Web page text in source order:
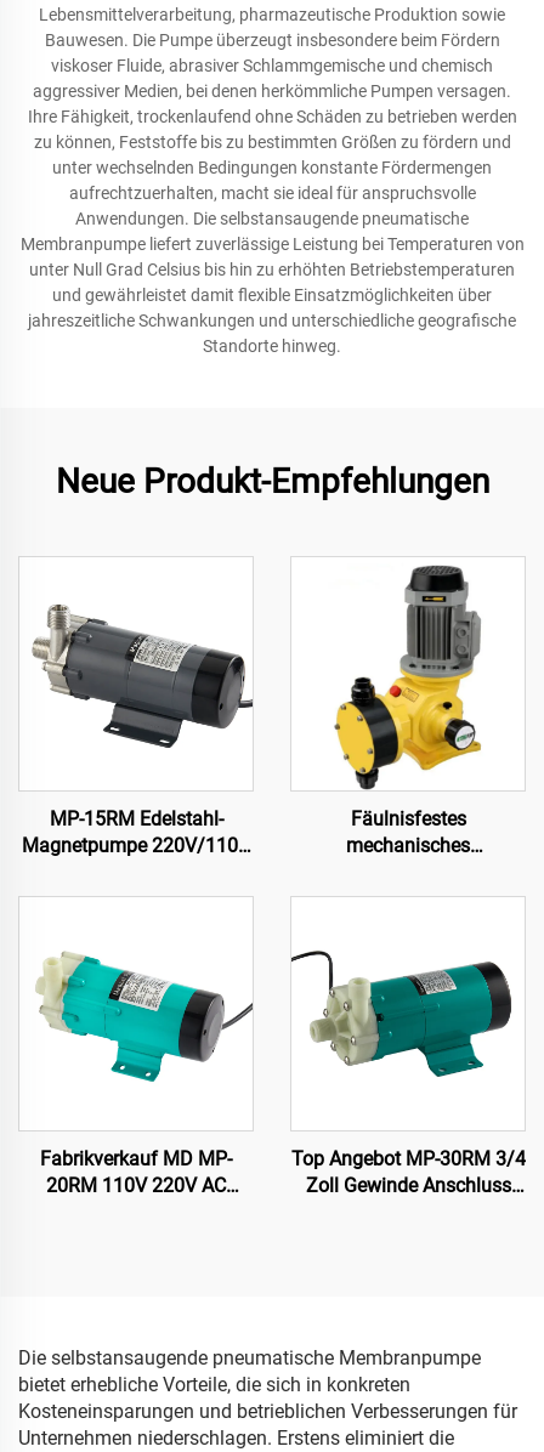
Lebensmittelverarbeitung, pharmazeutische Produktion sowie
Bauwesen. Die Pumpe überzeugt insbesondere beim Fördern
viskoser Fluide, abrasiver Schlammgemische und chemisch
aggressiver Medien, bei denen herkömmliche Pumpen versagen.
Ihre Fähigkeit, trockenlaufend ohne Schäden zu betrieben werden
zu können, Feststoffe bis zu bestimmten Größen zu fördern und
unter wechselnden Bedingungen konstante Fördermengen
aufrechtzuerhalten, macht sie ideal für anspruchsvolle
Anwendungen. Die selbstansaugende pneumatische
Membranpumpe liefert zuverlässige Leistung bei Temperaturen von
unter Null Grad Celsius bis hin zu erhöhten Betriebstemperaturen
und gewährleistet damit flexible Einsatzmöglichkeiten über
jahreszeitliche Schwankungen und unterschiedliche geografische
Standorte hinweg.
Neue Produkt-Empfehlungen
MP-15RM Edelstahl-
Magnetpumpe 220V/110V
Brauerei
Fäulnisfestes
mechanisches
Dosierpumpe für hohe
Fabrikverkauf MD MP-
20RM 110V 220V AC
Top Angebot MP-30RM 3/4
Zoll Gewinde Anschluss
Die selbstansaugende pneumatische Membranpumpe
bietet erhebliche Vorteile, die sich in konkreten
Kosteneinsparungen und betrieblichen Verbesserungen für
Unternehmen niederschlagen. Erstens eliminiert die